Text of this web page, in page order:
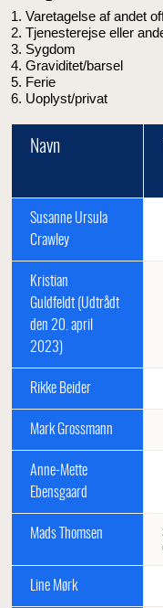
1. Varetagelse af andet
2. Tjenesterejse eller
3. Sygdom
4. Graviditet/barsel
5. Ferie
6. Uoplyst/privat
Navn
Susanne Ursula
Crawley
Kristian
Guldfeldt (Udtrådt
den 20. april
2023)
Rikke Beider
Mark Grossmann
Anne-Mette
Ebensgaard
Mads Thomsen
Line Mørk